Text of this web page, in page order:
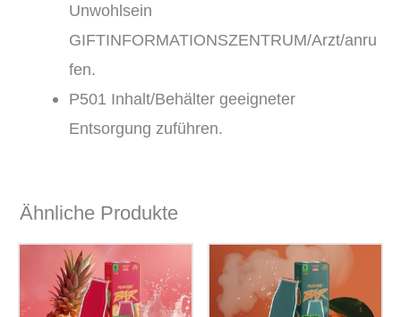
Unwohlsein
GIFTINFORMATIONSZENTRUM/Arzt/anru
fen.
P501 Inhalt/Behälter geeigneter
Entsorgung zuführen.
Ähnliche Produkte